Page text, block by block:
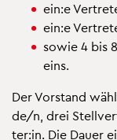
ein:e
ein:e
sowie 4 bis
eins.
Der Vor­stand
de/n, drei
ter:in. Die Dauer